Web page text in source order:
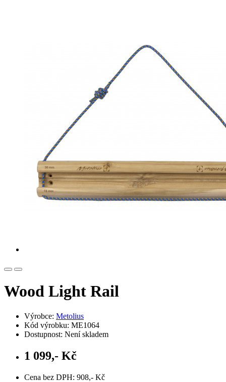
Wood Light Rail
Výrobce: Metolius
Kód výrobku: ME1064
Dostupnost: Není skladem
1 099,- Kč
Cena bez DPH: 908,- Kč